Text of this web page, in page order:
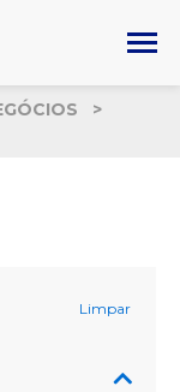
Limpar